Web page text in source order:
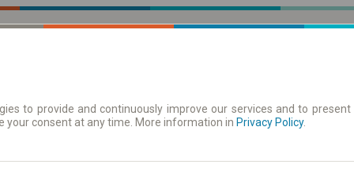
Tickets Aushangfahrplan
to provide and continuously improve our services and to
your consent at any time. More information in Privacy Policy.